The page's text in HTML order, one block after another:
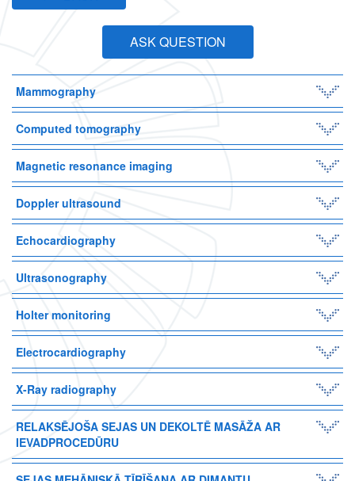
ASK QUESTION
Mammography
Computed tomography
Magnetic resonance imaging
Doppler ultrasound
Echocardiography
Ultrasonography
Holter monitoring
Electrocardiography
X-Ray radiography
RELAKSĒJOŠA SEJAS UN DEKOLTĒ MASĀŽA AR
IEVADPROCEDŪRU